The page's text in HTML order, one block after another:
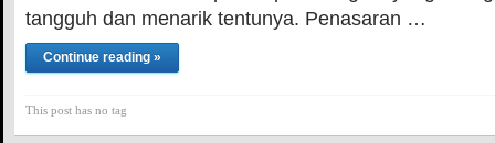
tangguh dan menarik tentunya. Penasaran …
Continue reading »
This post has no tag